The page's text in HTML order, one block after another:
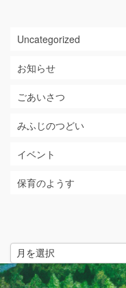
Uncategorized
お知らせ
ごあいさつ
みふじのつどい
イベント
保育のようす
ア
ー
カ